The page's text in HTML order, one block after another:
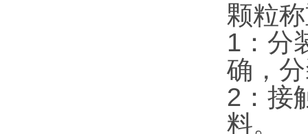
颗粒
1：分
确，
2：接
料。